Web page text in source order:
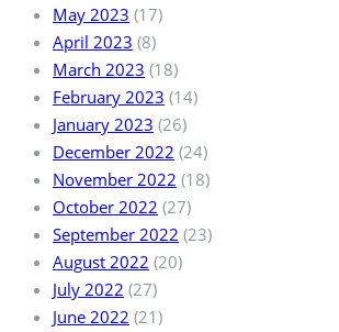
May 2023 (17)
April 2023 (8)
March 2023 (18)
February 2023 (14)
January 2023 (26)
December 2022 (24)
November 2022 (18)
October 2022 (27)
September 2022 (23)
August 2022 (20)
July 2022 (27)
June 2022 (21)